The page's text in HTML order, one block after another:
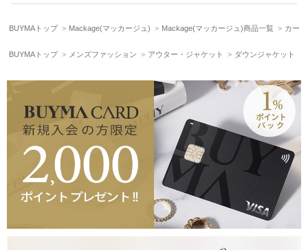
BUYMAトップ Mackage(マッカージュ) Mackage(マッカージュ)商品一覧 カー
BUYMAトップ メンズファッション アウター・ジャケット ダウンジャケット